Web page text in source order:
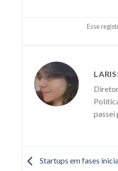
Esse
passei
Startups em fases